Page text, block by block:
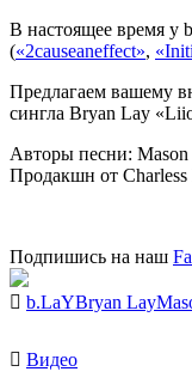
В настоящее время у
(«2causeaneffect»,
Предлагаем вашему
сингла Bryan Lay
Авторы песни: Mason
Продакшн от Charless
Подпишись на наш
b.LaYBryan Lay
Видео